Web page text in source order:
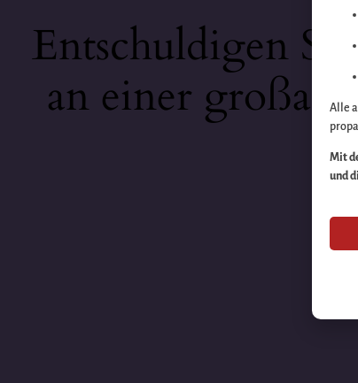
Entschuldigen
an einer
Alle
Mit
und